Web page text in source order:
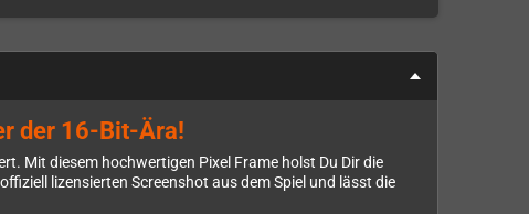
der 16-Bit-Ära!
Mit diesem hochwertigen Pixel Frame holst Du Dir die
lizensierten Screenshot aus dem Spiel und lässt die